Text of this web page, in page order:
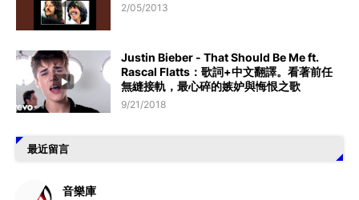
2/05/2013
Justin Bieber - That Should Be Me ft.
Rascal Flatts：歌詞+中文翻譯。看著前任
無縫接軌，最心碎的嫉妒與悔恨之歌
9/21/2018
最近留言
音樂庫